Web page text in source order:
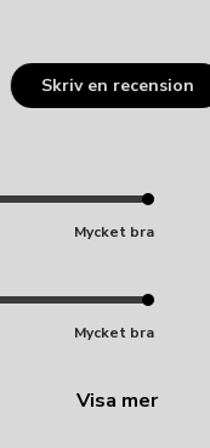
Skriv en recension
Mycket bra
Mycket bra
Visa mer